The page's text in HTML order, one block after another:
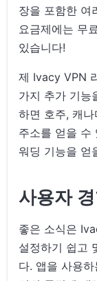
장을 포함한 여
요금제에는 무
있습니다!
제 Ivacy VPN
가지 추가 기능
하면 호주, 캐
주소를 얻을 수
워딩 기능을 얻
사용자
좋은 소식은
설정하기 쉽고
다. 앱을 사용